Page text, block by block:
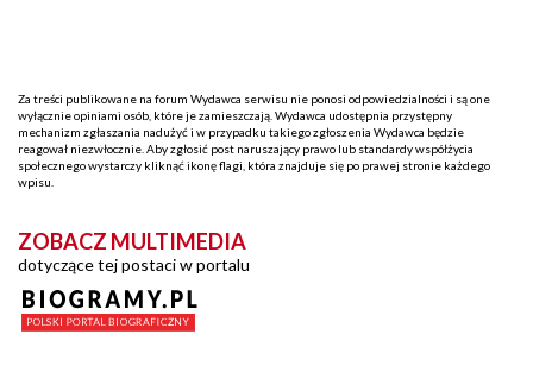
Za treści publikowane na forum Wydawca serwisu nie ponosi odpowiedzialności i są one
wyłącznie opiniami osób, które je zamieszczają. Wydawca udostępnia przystępny
mechanizm zgłaszania nadużyć i w przypadku takiego zgłoszenia Wydawca będzie
reagował niezwłocznie. Aby zgłosić post naruszający prawo lub standardy współżycia
społecznego wystarczy kliknąć ikonę flagi, która znajduje się po prawej stronie każdego
wpisu.
ZOBACZ MULTIMEDIA
dotyczące tej postaci w portalu